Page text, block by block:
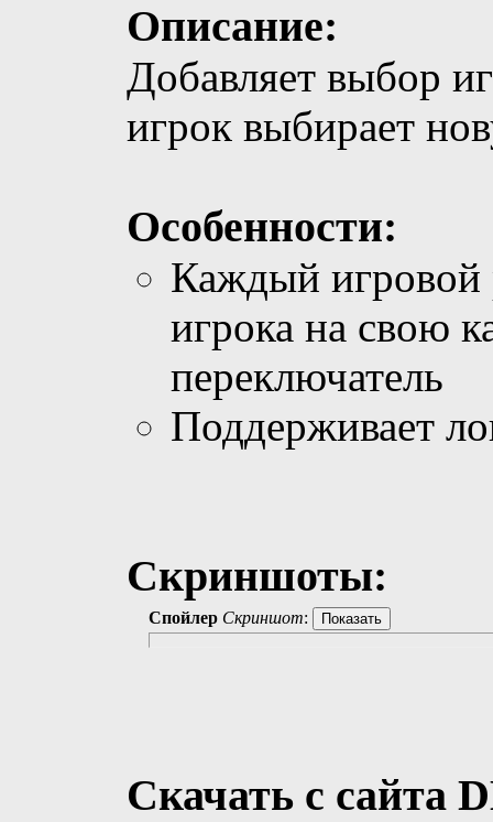
Описание:
Добавляет выбор
игрок выбирает
Особенности:
Каждый игровой
игрока на свою
переключатель
Поддерживает
Скриншоты:
Спойлер Скриншот:
Скачать с сайта